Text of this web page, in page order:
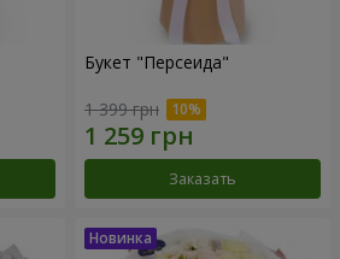
Букет "Персеида"
1 399 грн
Заказать